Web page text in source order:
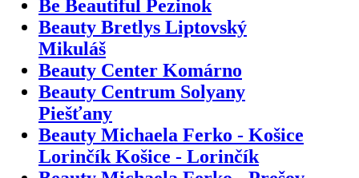
Be Beautiful Pezinok
Beauty Bretlys Liptovský
Mikuláš
Beauty Center Komárno
Beauty Centrum Solyany
Piešťany
Beauty Michaela Ferko - Košice
Lorinčík Košice - Lorinčík